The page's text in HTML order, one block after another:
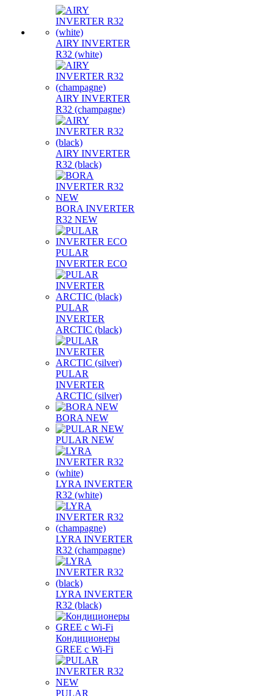
AIRY INVERTER
R32 (white)
AIRY INVERTER
R32 (champagne)
AIRY INVERTER
R32 (black)
BORA INVERTER
R32 NEW
PULAR
INVERTER ECO
PULAR
INVERTER
ARCTIC (black)
PULAR
INVERTER
ARCTIC (silver)
BORA NEW
PULAR NEW
LYRA INVERTER
R32 (white)
LYRA INVERTER
R32 (champagne)
LYRA INVERTER
R32 (black)
Кондиционеры
GREE с Wi-Fi
PULAR